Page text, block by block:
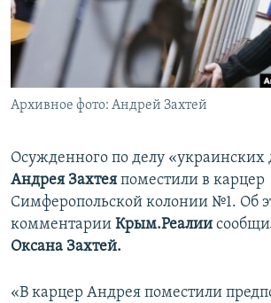
ПОБЕДИТЕЛЕЙ НЕ СУДЯТ?
КРЫМ.НЕПОКОРЕННЫЙ
ELIFBE
УКРАИНСКАЯ ПРОБЛЕМА КРЫМА
ПРИСОЕДИНЯЙТЕСЬ!
Архивное фото: Андрей Захтей
Осужденного по делу «украинских
Андрея Захтея поместили в карцер
Симферопольской колонии №1. Об
комментарии Крым.Реалии
Оксана Захтей.
«В карцер Андрея поместили